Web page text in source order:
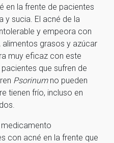
en la frente de pacientes
y sucia. El acné de la
y empeora con
grasos y azúcar
muy eficaz con este
que sufren de
Psorinum no pueden
tienen frío, incluso en
con acné en la frente que